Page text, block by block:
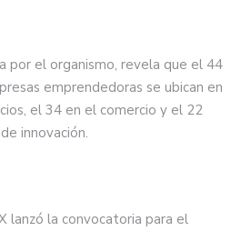
por el organismo, revela que el 44
emprendedoras se ubican en
el 34 en el comercio y el 22
innovación.
lanzó la convocatoria para el